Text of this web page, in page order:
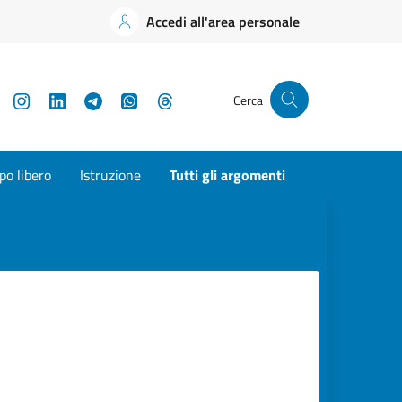
Accedi all'area personale
YouTubeInstagramLinkedInTelegramWhatsApp Cerca
libero Istruzione Tutti gli argomenti